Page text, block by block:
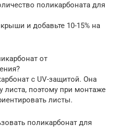
поликарбоната для
и добавьте 10-15% на
от
с UV-защитой. Она
листа, поэтому при монтаже
листы.
поликарбонат для